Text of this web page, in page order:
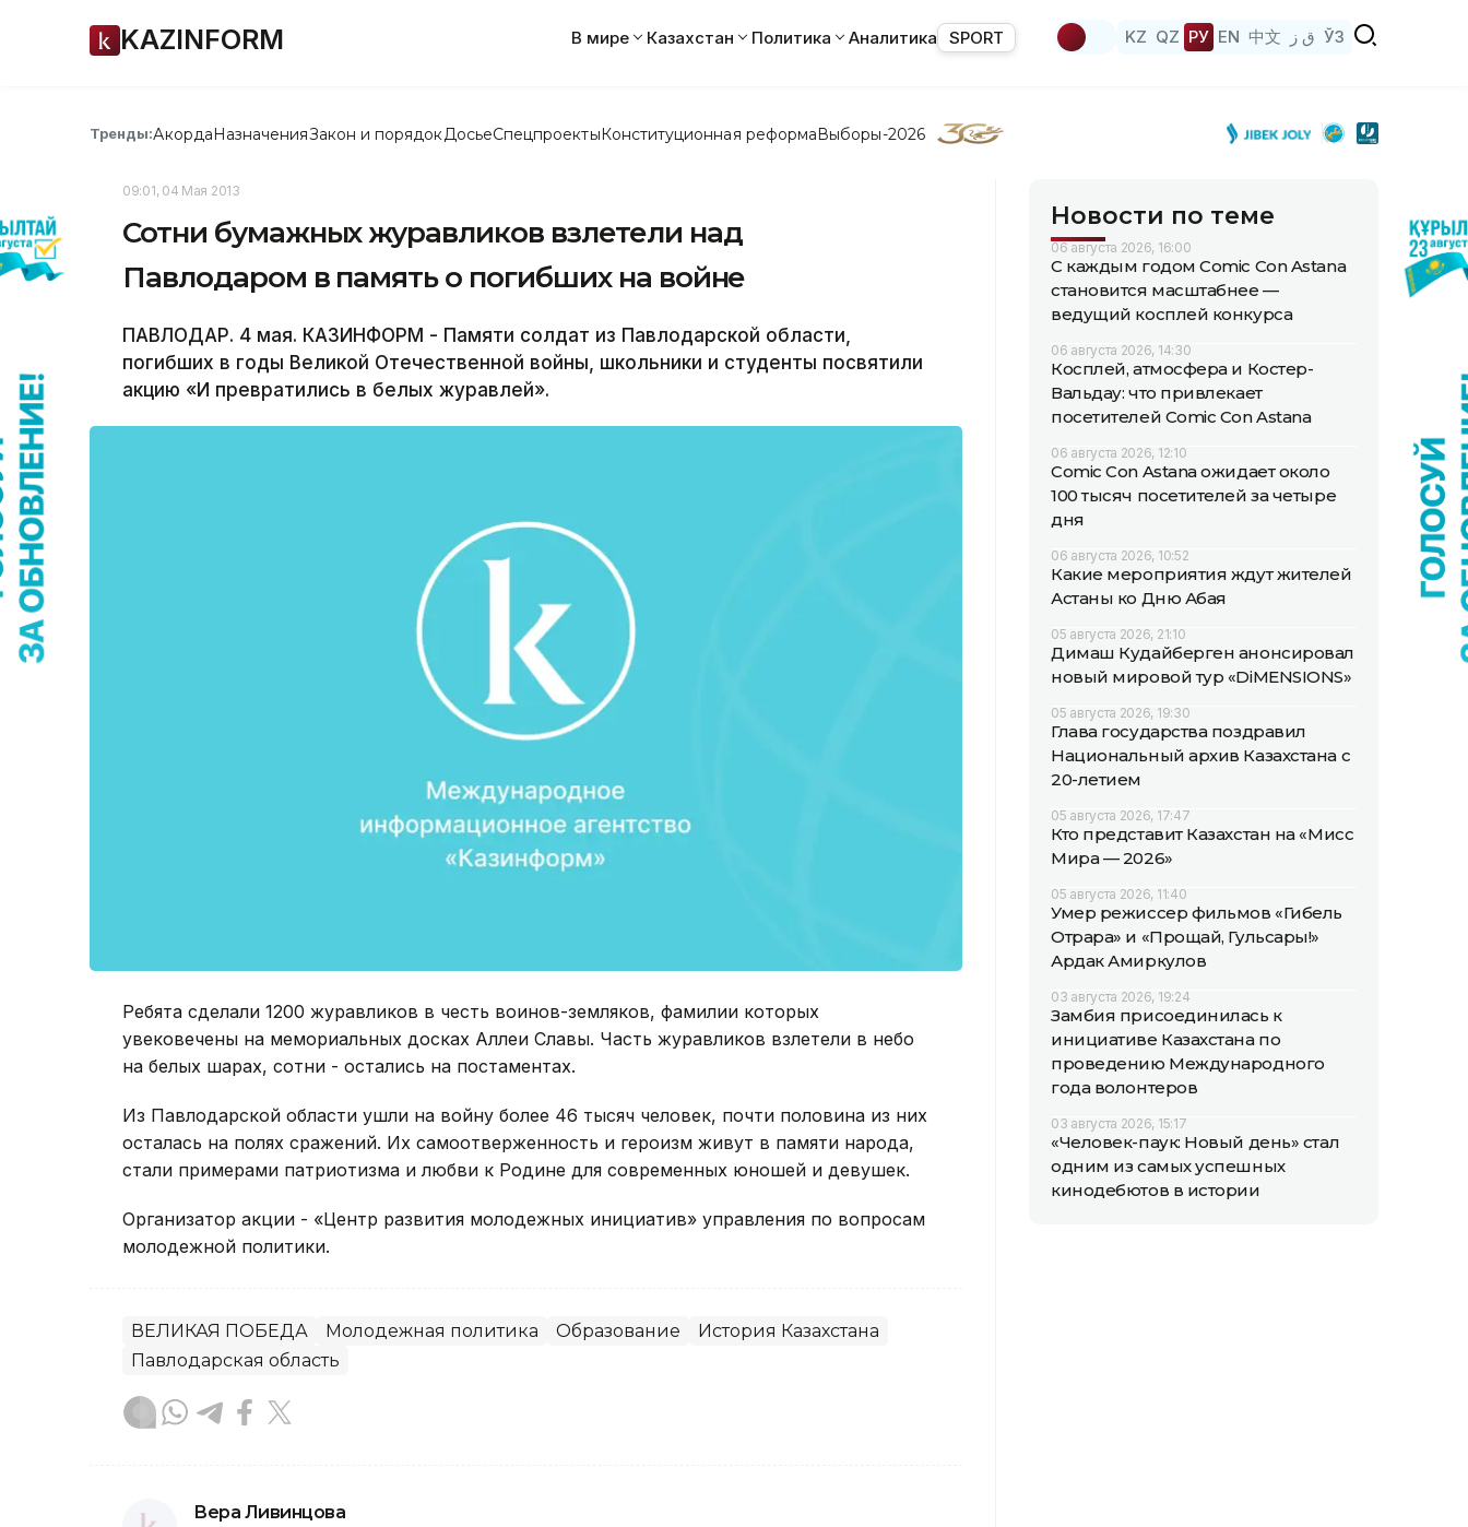
KAZINFORM В мире Казахстан Политика Аналитика SPORT KZ QZ РУ EN 中文 ق ز ЎЗ
Тренды:АкордаНазначенияЗакон и порядок ДосьеСпецпроектыКонституционная реформаВыборы-2026
09:01, 04 Мая 2013
Сотни бумажных журавликов взлетели над
Павлодаром в память о погибших на войне
ПАВЛОДАР. 4 мая. КАЗИНФОРМ - Памяти солдат из Павлодарской области,
погибших в годы Великой Отечественной войны, школьники и студенты посвятили
акцию «И превратились в белых журавлей».
Ребята сделали 1200 журавликов в честь воинов-земляков, фамилии которых
увековечены на мемориальных досках Аллеи Славы. Часть журавликов взлетели в небо
на белых шарах, сотни - остались на постаментах.
Из Павлодарской области ушли на войну более 46 тысяч человек, почти половина из них
осталась на полях сражений. Их самоотверженность и героизм живут в памяти народа,
стали примерами патриотизма и любви к Родине для современных юношей и девушек.
Организатор акции - «Центр развития молодежных инициатив» управления по вопросам
молодежной политики.
ВЕЛИКАЯ ПОБЕДА Молодежная политика Образование
История Казахстана
Павлодарская область
Вера Ливинцова
Новости по теме
06 августа 2026, 16:00
С каждым годом Comic Con Astana
становится масштабнее —
ведущий косплей конкурса
06 августа 2026, 14:30
Косплей, атмосфера и Костер-
Вальдау: что привлекает
посетителей Comic Con Astana
06 августа 2026, 12:10
Comic Con Astana ожидает около
100 тысяч посетителей за четыре
дня
06 августа 2026, 10:52
Какие мероприятия ждут жителей
Астаны ко Дню Абая
05 августа 2026, 21:10
Димаш Кудайберген анонсировал
новый мировой тур «DiMENSIONS»
05 августа 2026, 19:30
Глава государства поздравил
Национальный архив Казахстана с
20-летием
05 августа 2026, 17:47
Кто представит Казахстан на «Мисс
Мира — 2026»
05 августа 2026, 11:40
Умер режиссер фильмов «Гибель
Отрара» и «Прощай, Гульсары!»
Ардак Амиркулов
03 августа 2026, 19:24
Замбия присоединилась к
инициативе Казахстана по
проведению Международного
года волонтеров
03 августа 2026, 15:17
«Человек-паук: Новый день» стал
одним из самых успешных
кинодебютов в истории